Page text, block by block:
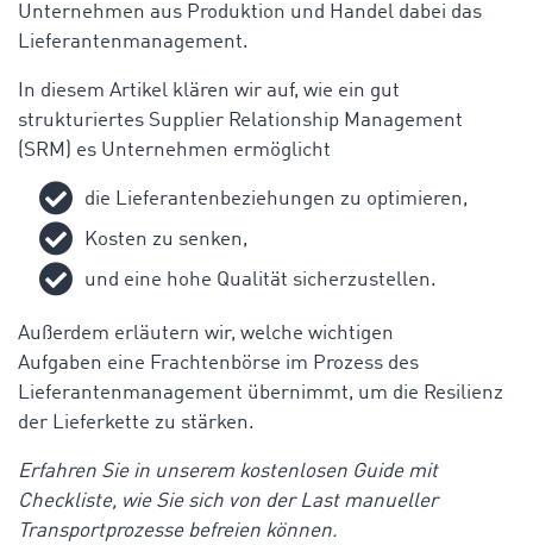
Unternehmen aus Produktion und Handel dabei das
Lieferantenmanagement.
In diesem Artikel klären wir auf, wie ein gut
strukturiertes Supplier Relationship Management
(SRM) es Unternehmen ermöglicht
die Lieferantenbeziehungen zu optimieren,
Kosten zu senken,
und eine hohe Qualität sicherzustellen.
Außerdem erläutern wir, welche wichtigen
Aufgaben eine Frachtenbörse im Prozess des
Lieferantenmanagement übernimmt, um die Resilienz
der Lieferkette zu stärken.
Erfahren Sie in unserem kostenlosen Guide mit
Checkliste, wie Sie sich von der Last manueller
Transportprozesse befreien können.